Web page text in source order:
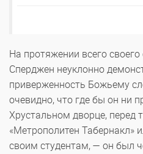
На протяжении всего
Сперджен неуклонно
приверженность Божьему
очевидно, что где бы он ни
Хрустальном дворце, перед
«Метрополитен Табернакл»
своим студентам, — он был